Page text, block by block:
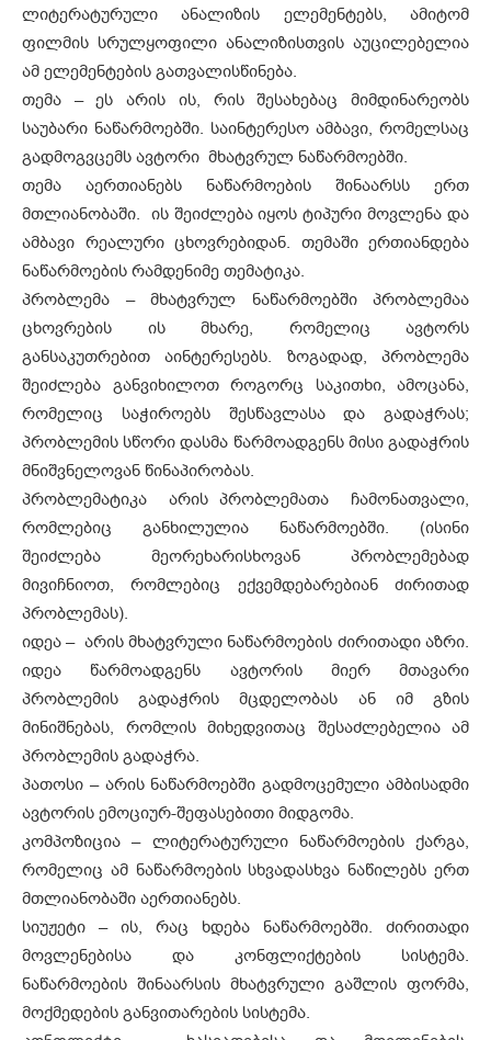
ლიტერატურული ანალიზის ელემენტებს, ამიტომ
ფილმის სრულყოფილი ანალიზისთვის აუცილებელია
ამ ელემენტების გათვალისწინება.
თემა – ეს არის ის, რის შესახებაც მიმდინარეობს
საუბარი ნაწარმოებში. საინტერესო ამბავი, რომელსაც
გადმოგვცემს ავტორი მხატვრულ ნაწარმოებში.
თემა აერთიანებს ნაწარმოების შინაარსს ერთ
მთლიანობაში. ის შეიძლება იყოს ტიპური მოვლენა და
ამბავი რეალური ცხოვრებიდან. თემაში ერთიანდება
ნაწარმოების რამდენიმე თემატიკა.
პრობლემა – მხატვრულ ნაწარმოებში პრობლემაა
ცხოვრების ის მხარე, რომელიც ავტორს
განსაკუთრებით აინტერესებს. ზოგადად, პრობლემა
შეიძლება განვიხილოთ როგორც საკითხი, ამოცანა,
რომელიც საჭიროებს შესწავლასა და გადაჭრას;
პრობლემის სწორი დასმა წარმოადგენს მისი გადაჭრის
მნიშვნელოვან წინაპირობას.
პრობლემატიკა არის პრობლემათა ჩამონათვალი,
რომლებიც განხილულია ნაწარმოებში. (ისინი
შეიძლება მეორეხარისხოვან პრობლემებად
მივიჩნიოთ, რომლებიც ექვემდებარებიან ძირითად
პრობლემას).
იდეა – არის მხატვრული ნაწარმოების ძირითადი აზრი.
იდეა წარმოადგენს ავტორის მიერ მთავარი
პრობლემის გადაჭრის მცდელობას ან იმ გზის
მინიშნებას, რომლის მიხედვითაც შესაძლებელია ამ
პრობლემის გადაჭრა.
პათოსი – არის ნაწარმოებში გადმოცემული ამბისადმი
ავტორის ემოციურ-შეფასებითი მიდგომა.
კომპოზიცია – ლიტერატურული ნაწარმოების ქარგა,
რომელიც ამ ნაწარმოების სხვადასხვა ნაწილებს ერთ
მთლიანობაში აერთიანებს.
სიუჟეტი – ის, რაც ხდება ნაწარმოებში. ძირითადი
მოვლენებისა და კონფლიქტების სისტემა.
ნაწარმოების შინაარსის მხატვრული გაშლის ფორმა,
მოქმედების განვითარების სისტემა.